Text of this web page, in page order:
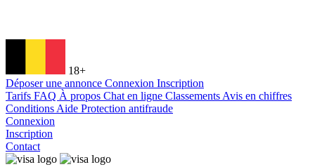
18+
Déposer une annonce Connexion Inscription
Tarifs FAQ À propos Chat en ligne Classements Avis en chiffres
Conditions Aide Protection antifraude
Connexion
Inscription
Contact